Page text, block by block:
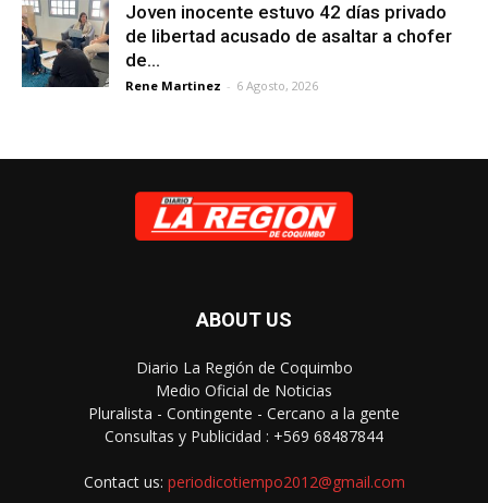
Joven inocente estuvo 42 días privado
de libertad acusado de asaltar a chofer
de...
Rene Martinez - 6 Agosto, 2026
ABOUT US
Diario La Región de Coquimbo
Medio Oficial de Noticias
Pluralista - Contingente - Cercano a la gente
Consultas y Publicidad : +569 68487844
Contact us: periodicotiempo2012@gmail.com